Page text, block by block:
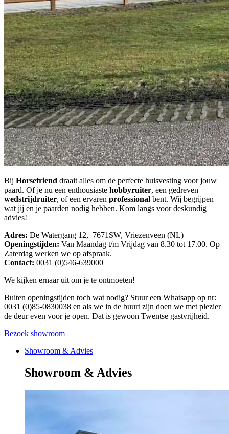
Bij Horsefriend draait alles om de perfecte huisvesting voor jouw
paard. Of je nu een enthousiaste hobbyruiter, een gedreven
wedstrijdruiter, of een ervaren professional bent. Wij begrijpen
wat jij en je paarden nodig hebben. Kom langs voor deskundig
advies!
Adres: De Watergang 12, 7671SW, Vriezenveen (NL)
Openingstijden: Van Maandag t/m Vrijdag van 8.30 tot 17.00. Op
Zaterdag werken we op afspraak.
Contact: 0031 (0)546-639000
We kijken ernaar uit om je te ontmoeten!
Buiten openingstijden toch wat nodig? Stuur een Whatsapp op nr:
0031 (0)85-0830038 en als we in de buurt zijn doen we met plezier
de deur even voor je open. Dat is gewoon Twentse gastvrijheid.
Bezoek showroom
Showroom & Advies
Showroom & Advies